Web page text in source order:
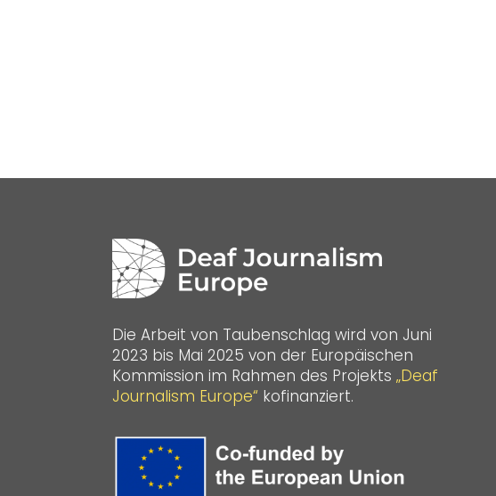
Die Arbeit von Taubenschlag wird von Juni
2023 bis Mai 2025 von der Europäischen
Kommission im Rahmen des Projekts „Deaf
Journalism Europe“ kofinanziert.